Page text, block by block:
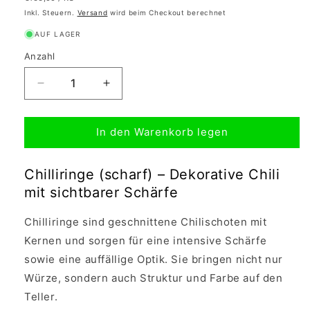
Inkl. Steuern. Versand wird beim Checkout berechnet
AUF LAGER
Anzahl
Verringere
die
Menge
Chiliringe
15g
Erhöhe
die
Menge
für
Chiliringe
15g
In den Warenkorb legen
Chilliringe (scharf) – Dekorative Chili
mit sichtbarer Schärfe
Chilliringe sind geschnittene Chilischoten mit
Kernen und sorgen für eine intensive Schärfe
sowie eine auffällige Optik. Sie bringen nicht nur
Würze, sondern auch Struktur und Farbe auf den
Teller.